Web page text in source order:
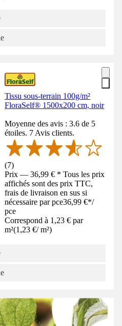
Tissu sous-terrain 100g/m²
FloraSelf® 1500x200 cm, noir
Moyenne des avis : 3.6 de 5
étoiles. 7 Avis clients.
(7)
Prix — 36,99 € * Tous les prix
affichés sont des prix TTC,
frais de livraison en sus si
nécessaire par pce36,99 €*/
pce
Correspond à 1,23 € par
m²(1,23 €/ m²)